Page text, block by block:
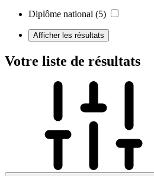
Diplôme national (5)
Afficher les résultats
Votre liste de résultats